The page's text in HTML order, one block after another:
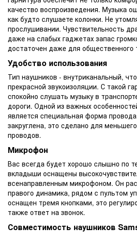
качество воспроизведения. Музыка
как будто слушаете колонки. Не
прослушивании. Чувствительность
даже на слабых гаджетах запас
достаточен даже для общественного
Удобство использования
Тип наушников - внутриканальный,
прекрасной звукоизоляции. С такой
спокойно слушать музыку в
дороги. Одной из важных
является специальная форма
закруглена, это сделано для
проводов.
Микрофон
Вас всегда будет хорошо слышно по
вкладыши оснащены
всенаправленным микрофоном. Он
правого динамика, рядом с пультом
оснащен тремя кнопками, это
также ответ на звонок.
Совместимость наушников